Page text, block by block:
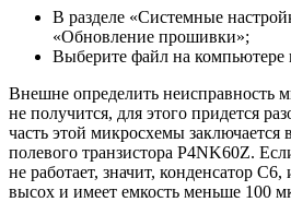
В разделе «Системные
«Обновление прошивки»;
Выберите файл на
Внешне определить
не получится, для этого придется
часть этой микросхемы заключается
полевого транзистора P4NK60Z.
не работает, значит, конденсатор
высох и имеет емкость меньше 100